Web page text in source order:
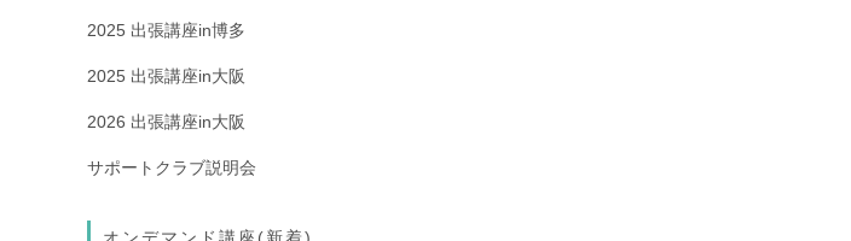
2025 出張講座in博多
2025 出張講座in大阪
2026 出張講座in大阪
サポートクラブ説明会
オンデマンド講座(新着)